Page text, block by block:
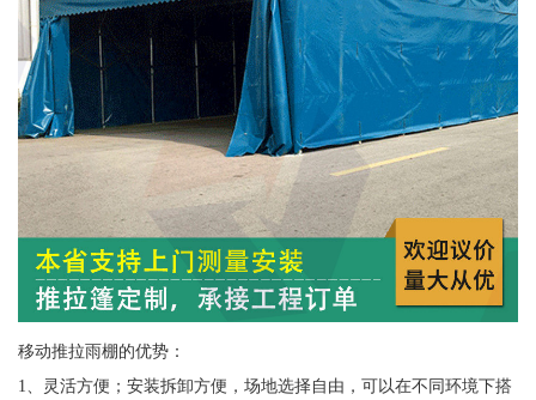
移动推拉雨棚的优势：
1、灵活方便；安装拆卸方便，场地选择自由，可以在不同环境下搭